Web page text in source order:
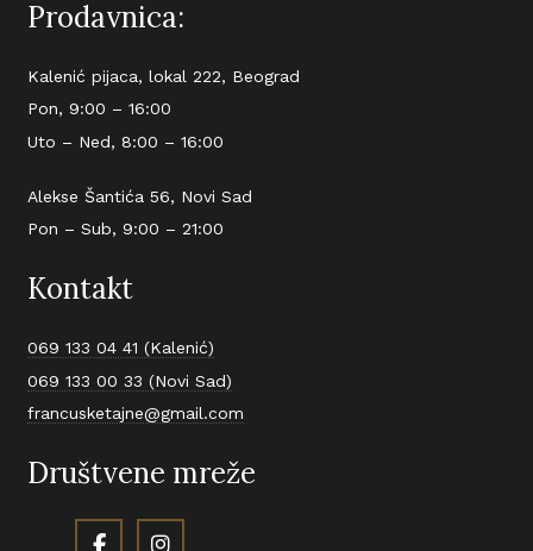
Prodavnica:
Kalenić pijaca, lokal 222, Beograd
Pon, 9:00 – 16:00
Uto – Ned, 8:00 – 16:00
Alekse Šantića 56, Novi Sad
Pon – Sub, 9:00 – 21:00
Kontakt
069 133 04 41 (Kalenić)
069 133 00 33 (Novi Sad)
francusketajne@gmail.com
Društvene mreže